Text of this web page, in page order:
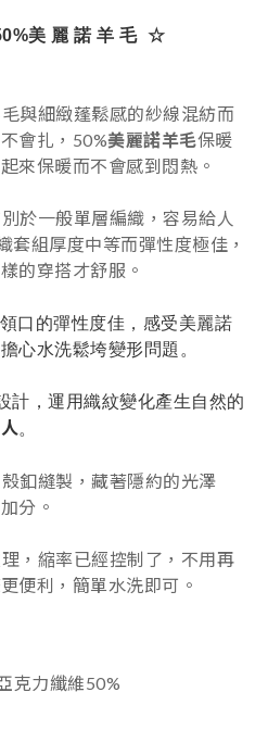
美 麗 諾 羊 毛 ☆
與細緻蓬鬆感的紗線混紡而
會扎，50%美麗諾羊毛保暖
來保暖而不會感到悶熱。
別於一般單層編織，容易給人
套組厚度中等而彈性度極佳，
樣的穿搭才舒服 。
口的彈性度佳，感受美麗諾
心水洗鬆垮變形問題。
計，運用織紋變化產生自然的
。
釦縫製，藏著隱約的光澤
分。
，縮率已經控制了，不用再
便利，簡單水洗即可。
克力纖維50%